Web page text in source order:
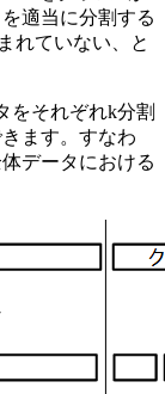
適当に分割する
れていない、と
をそれぞれk分割
ます。すなわ
データにおける